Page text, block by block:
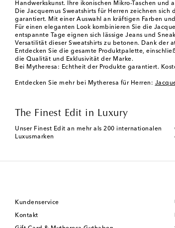
Handwerkskunst. Ihre ikonischen Mikro-Taschen
Die Jacquemus Sweatshirts für Herren zeichnen
garantiert. Mit einer Auswahl an kräftigen Farben
Für einen eleganten Look kombinieren Sie die
entspannte Tage eignen sich lässige Jeans und
Versatilität dieser Sweatshirts zu betonen. Dank der
Entdecken Sie die gesamte Produktpalette,
die Qualität und Exklusivität der Marke.
Bei Mytheresa: Echtheit der Produkte garantiert.
Entdecken Sie mehr bei Mytheresa für Herren:
The Finest Edit in Luxury
Unser Finest Edit an mehr als 200 internationalen
Luxusmarken
Kundenservice
Kontakt